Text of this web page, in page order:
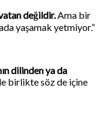
değildir.Ama bir
yaşamak yetmiyor.”
dilinden ya da
birlikte söz de içine